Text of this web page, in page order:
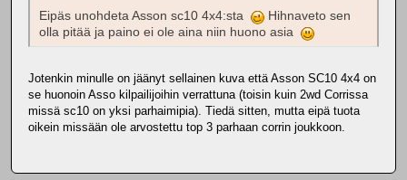
Eipäs unohdeta Asson sc10 4x4:sta
Hihnaveto sen
olla pitää ja paino ei ole aina niin huono asia
Jotenkin minulle on jäänyt sellainen kuva että Asson SC10 4x4 on
se huonoin Asso kilpailijoihin verrattuna (toisin kuin 2wd Corrissa
missä sc10 on yksi parhaimipia). Tiedä sitten, mutta eipä tuota
oikein missään ole arvostettu top 3 parhaan corrin joukkoon.